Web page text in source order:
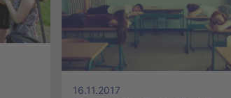
16.11.2017